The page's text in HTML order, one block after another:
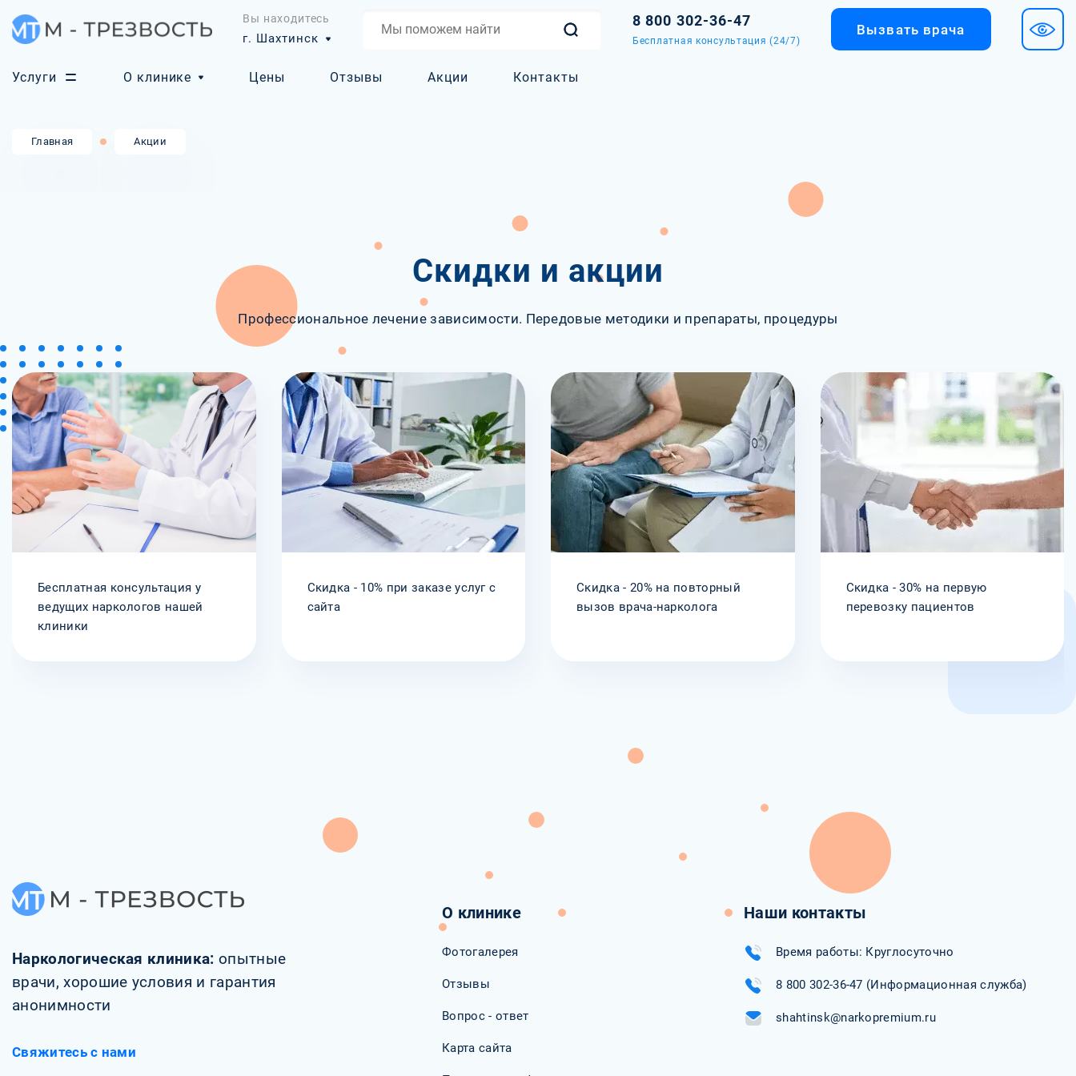
Вы находитесь
г. Шахтинск
8 800 302-36-47
Бесплатная консультация (24/7)
Вызвать врача
Услуги О клинике Цены Отзывы Акции Контакты
Главная Акции
Скидки и акции
Профессиональное лечение зависимости. Передовые методики и препараты, процедуры
Бесплатная консультация у
ведущих наркологов нашей
клиники
Скидка - 10% при заказе услуг с
сайта
Скидка - 20% на повторный
вызов врача-нарколога
Скидка - 30% на первую
перевозку пациентов
Наркологическая клиника: опытные
врачи, хорошие условия и гарантия
анонимности
Свяжитесь с нами
О клинике
Фотогалерея
Отзывы
Вопрос - ответ
Карта сайта
Наши контакты
Время работы: Круглосуточно
8 800 302-36-47 (Информационная служба)
shahtinsk@narkopremium.ru